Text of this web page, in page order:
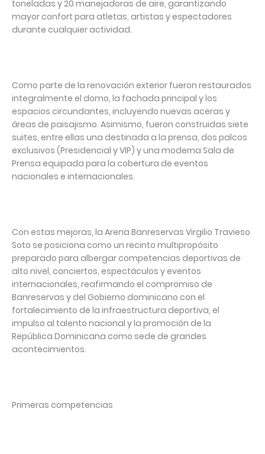
toneladas y 20 manejadoras de aire, garantizando
mayor confort para atletas, artistas y espectadores
durante cualquier actividad.
Como parte de la renovación exterior fueron restaurados
integralmente el domo, la fachada principal y los
espacios circundantes, incluyendo nuevas aceras y
áreas de paisajismo. Asimismo, fueron construidas siete
suites, entre ellas una destinada a la prensa, dos palcos
exclusivos (Presidencial y VIP) y una moderna Sala de
Prensa equipada para la cobertura de eventos
nacionales e internacionales.
Con estas mejoras, la Arena Banreservas Virgilio Travieso
Soto se posiciona como un recinto multipropósito
preparado para albergar competencias deportivas de
alto nivel, conciertos, espectáculos y eventos
internacionales, reafirmando el compromiso de
Banreservas y del Gobierno dominicano con el
fortalecimiento de la infraestructura deportiva, el
impulso al talento nacional y la promoción de la
República Dominicana como sede de grandes
acontecimientos.
Primeras competencias